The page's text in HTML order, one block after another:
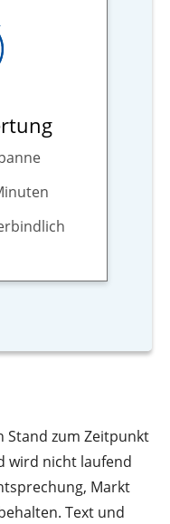
Stand zum Zeitpunkt
wird nicht laufend
Markt
Text und